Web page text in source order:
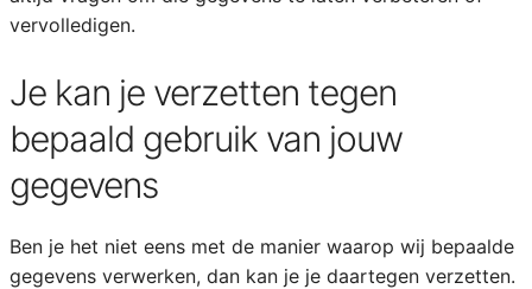
vervolledigen.
Je kan je verzetten tegen
bepaald gebruik van jouw
gegevens
Ben je het niet eens met de manier waarop wij bepaalde
gegevens verwerken, dan kan je je daartegen verzetten.